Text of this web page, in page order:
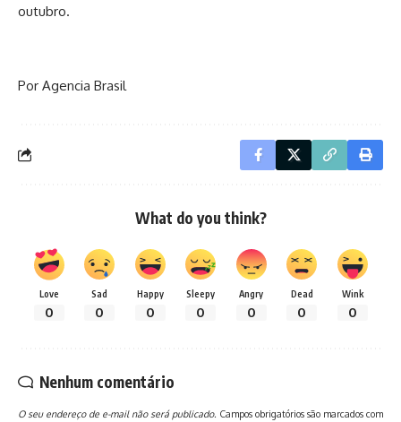
outubro.
Por Agencia Brasil
What do you think?
Love
0
Sad
0
Happy
0
Sleepy
0
Angry
0
Dead
0
Wink
0
Nenhum comentário
O seu endereço de e-mail não será publicado. Campos obrigatórios são marcados com